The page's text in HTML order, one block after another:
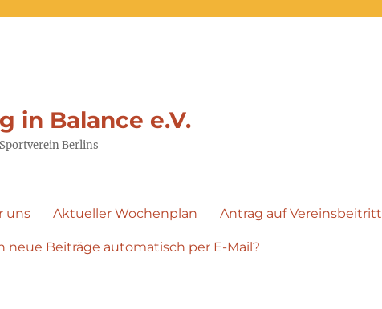
in Balance e.V.
Berlins
uns Aktueller Wochenplan Antrag auf
neue Beiträge automatisch per E-Mail?